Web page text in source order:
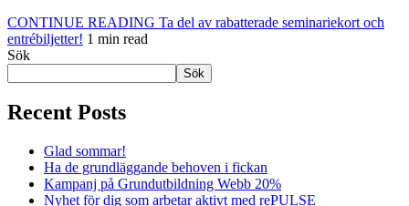
CONTINUE READING Ta del av rabatterade seminariekort och
entrébiljetter! 1 min read
Sök
Sök
Recent Posts
Glad sommar!
Ha de grundläggande behoven i fickan
Kampanj på Grundutbildning Webb 20%
Nyhet för dig som arbetar aktivt med rePULSE